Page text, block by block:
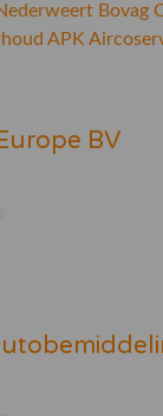
Bovag
APK
BV